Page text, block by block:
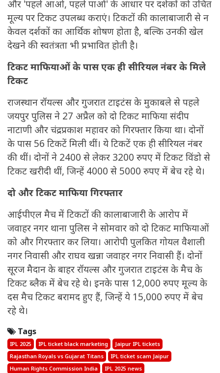
और 'पहले आओ, पहले पाओं' के आधार पर दर्शकों को उचित
मूल्य पर टिकट उपलब्ध कराएं। टिकटों की कालाबाजारी से न
केवल दर्शकों का आर्थिक शोषण होता है, बल्कि उनकी खेल
देखने की स्वतंत्रता भी प्रभावित होती है।
टिकट माफियाओं के पास एक ही सीरियल नंबर के मिले
टिकट
राजस्थान रॉयल्स और गुजरात टाइटंस के मुकाबले से पहले
जयपुर पुलिस ने 27 अप्रैल को दो टिकट माफिया संदीप
नाटाणी और चंद्रप्रकाश महावर को गिरफ्तार किया था। दोनों
के पास 56 टिकटें मिली थीं। ये टिकटें एक ही सीरियल नंबर
की थीं। दोनों ने 2400 से लेकर 3200 रुपए में टिकट विंडो से
टिकट खरीदी थीं, जिन्हें 4000 से 5000 रुपए में बेच रहे थे।
दो और टिकट माफिया गिरफ्तार
आईपीएल मैच में टिकटों की कालाबाजारी के आरोप में
जवाहर नगर थाना पुलिस ने सोमवार को दो टिकट माफियाओं
को और गिरफ्तार कर लिया। आरोपी पुलकित गोयल वैशाली
नगर निवासी और राघव खन्ना जवाहर नगर निवासी हैं। दोनों
सूरज मैदान के बाहर रॉयल्स और गुजरात टाइटंस के मैच के
टिकट ब्लैक में बेच रहे थे। इनके पास 12,000 रुपए मूल्य के
दस मैच टिकट बरामद हुए हैं, जिन्हें ये 15,000 रुपए में बेच
रहे थे।
Tags
IPL 2025 IPL ticket black marketing
Jaipur IPL tickets
Rajasthan Royals vs Gujarat Titans
IPL ticket scam Jaipur
Human Rights Commission India
IPL 2025 news